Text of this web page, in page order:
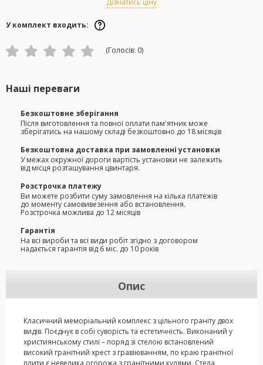
Дізнатись ціну
У комплект входить:
(Голосів: 0)
Наші переваги
Безкоштовне зберігання
Після виготовлення та повної оплати пам'ятник може
зберігатись на нашому складі безкоштовно до 18 місяців
Безкоштовна доставка при замовленні установки
У межах окружної дороги вартість установки не залежить
від місця розташування цвинтаря.
Розстрочка платежу
Ви можете розбити суму замовлення на кілька платежів
до моменту самовивезення або встановлення.
Розстрочка можлива до 12 місяців
Гарантія
На всі вироби та всі види робіт згідно з договором
надається гарантія від 6 міс. до 10 років
Опис
Класичний меморіальний комплекс з цільного граніту двох
видів. Поєднує в собі суворість та естетичність. Виконаний у
християнському стилі – поряд зі стелою встановлений
високий гранітний хрест з гравіюванням, по краю гранітної
плити є невелика огорожа з гранітними кулями. Стела